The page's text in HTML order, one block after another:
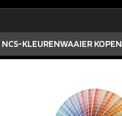
NCS-KLEURENWAAIER KOPEN